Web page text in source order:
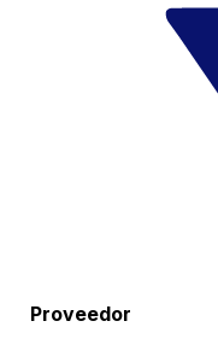
Proveedor